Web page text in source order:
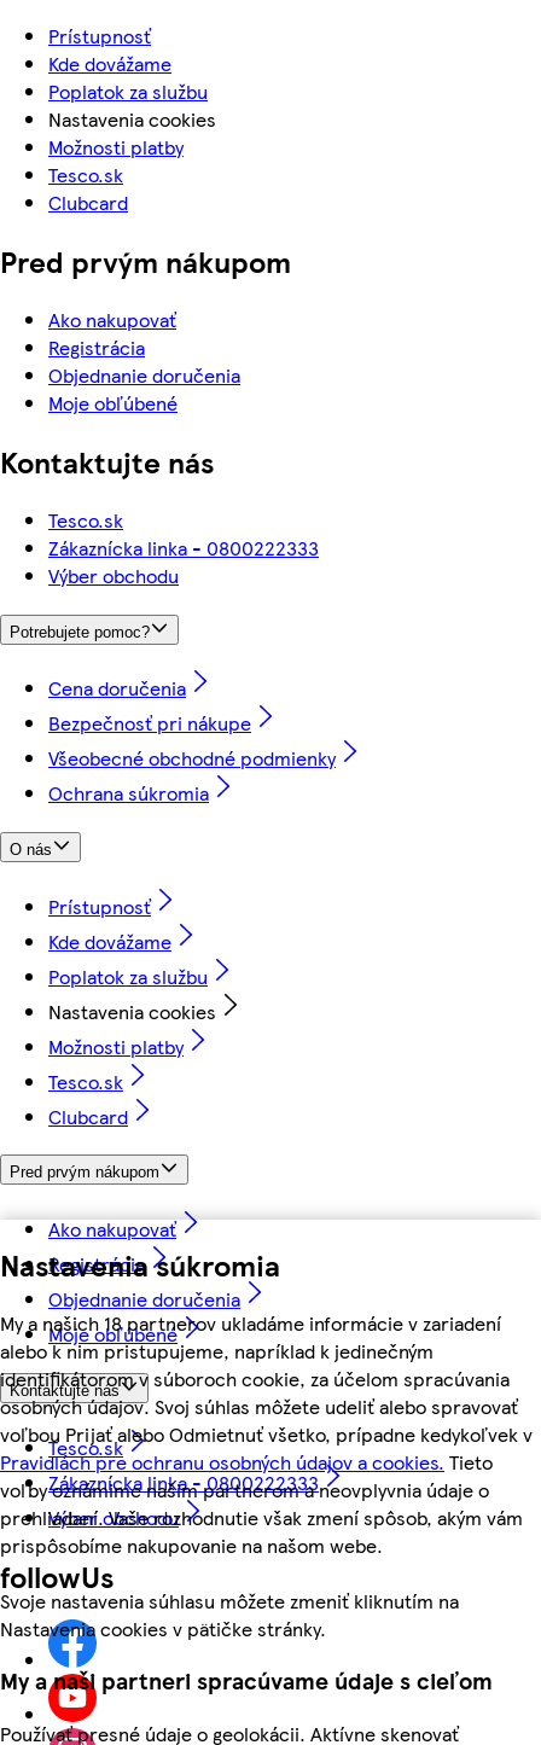
Nastavenia súkromia
My a našich 18 partnerov ukladáme informácie v zariadení
alebo k nim pristupujeme, napríklad k jedinečným
identifikátorom v súboroch cookie, za účelom spracúvania
osobných údajov. Svoj súhlas môžete udeliť alebo spravovať
voľbou Prijať alebo Odmietnuť všetko, prípadne kedykoľvek v
Pravidlách pre ochranu osobných údajov a cookies. Tieto
voľby oznámime našim partnerom a neovplyvnia údaje o
prehliadaní. Vaše rozhodnutie však zmení spôsob, akým vám
prispôsobíme nakupovanie na našom webe.
Svoje nastavenia súhlasu môžete zmeniť kliknutím na
Nastavenia cookies v pätičke stránky.
My a naši partneri spracúvame údaje s cieľom
Používať presné údaje o geolokácii. Aktívne skenovať
Prístupnosť
Kde dovážame
Poplatok za službu
Nastavenia cookies
Možnosti platby
Tesco.sk
Clubcard
Pred prvým nákupom
Ako nakupovať
Registrácia
Objednanie doručenia
Moje obľúbené
Kontaktujte nás
Tesco.sk
Zákaznícka linka - 0800222333
Výber obchodu
Potrebujete pomoc?
Cena doručenia
Bezpečnosť pri nákupe
Všeobecné obchodné podmienky
Ochrana súkromia
O nás
Prístupnosť
Kde dovážame
Poplatok za službu
Nastavenia cookies
Možnosti platby
Tesco.sk
Clubcard
Pred prvým nákupom
Ako nakupovať
Registrácia
Objednanie doručenia
Moje obľúbené
Kontaktujte nás
Tesco.sk
Zákaznícka linka - 0800222333
Výber obchodu
followUs